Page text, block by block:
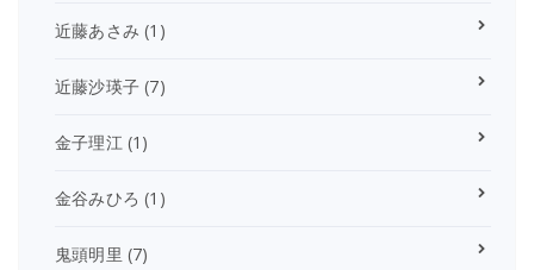
近藤あさみ (1)
近藤沙瑛子 (7)
金子理江(1)
金谷みひろ (1)
鬼頭明里 (7)